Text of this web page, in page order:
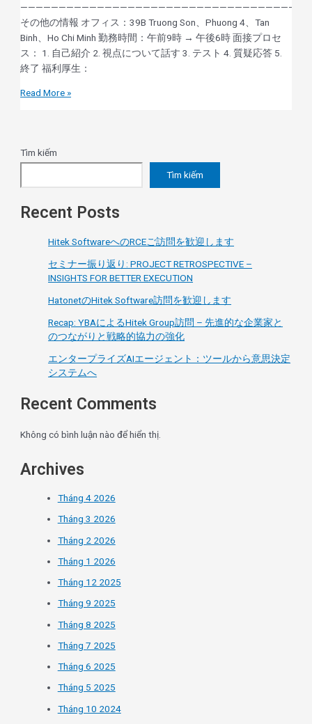
その他の情報 オフィス：39B Truong Son、Phuong 4、Tan
Binh、Ho Chi Minh 勤務時間：午前9時 → 午後6時 面接プロセ
ス： 1. 自己紹介 2. 視点について話す 3. テスト 4. 質疑応答 5.
終了 福利厚生：
Read More »
Tìm kiếm
Tìm kiếm
Recent Posts
Hitek SoftwareへのRCEご訪問を歓迎します
セミナー振り返り: PROJECT RETROSPECTIVE –
INSIGHTS FOR BETTER EXECUTION
HatonetのHitek Software訪問を歓迎します
Recap: YBAによるHitek Group訪問 – 先進的な企業家と
のつながりと戦略的協力の強化
エンタープライズAIエージェント：ツールから意思決定
システムへ
Recent Comments
Không có bình luận nào để hiển thị.
Archives
Tháng 4 2026
Tháng 3 2026
Tháng 2 2026
Tháng 1 2026
Tháng 12 2025
Tháng 9 2025
Tháng 8 2025
Tháng 7 2025
Tháng 6 2025
Tháng 5 2025
Tháng 10 2024